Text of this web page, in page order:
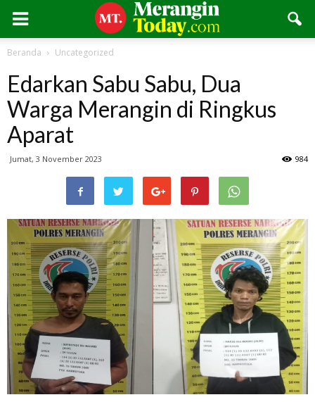
Beranda Uncategorized
Edarkan Sabu Sabu, Dua
Warga Merangin di Ringkus
Aparat
Jumat, 3 November 2023 984